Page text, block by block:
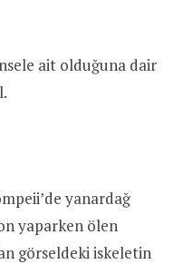
ait olduğuna dair
yanardağ
yaparken ölen
görseldeki iskeletin